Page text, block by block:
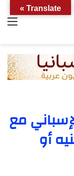
مع
أو
Translate »